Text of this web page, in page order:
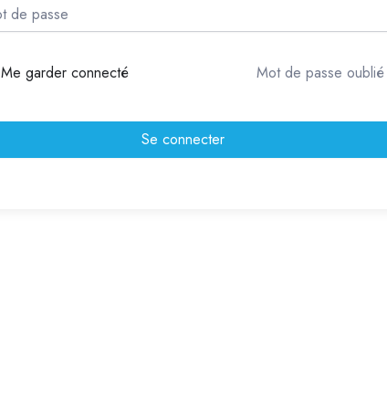
Me garder connecté Mot de passe
Se connecter